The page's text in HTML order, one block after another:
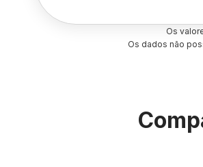
Os
Os dados não